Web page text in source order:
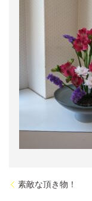
素敵な頂き物！